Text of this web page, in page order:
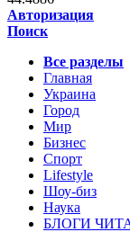
Авторизация
Поиск
Все разделы
Главная
Украина
Город
Мир
Бизнес
Спорт
Lifestyle
Шоу-биз
Наука
БЛОГИ